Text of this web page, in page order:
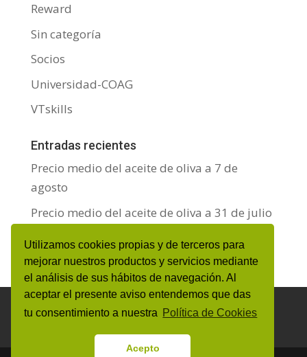
Utilizamos cookies propias y de terceros para
mejorar nuestros productos y servicios mediante
el análisis de sus hábitos de navegación. Al
aceptar el presente aviso entendemos que das
tu consentimiento a nuestra Política de Cookies
Acepto
Reward
Sin categoría
Socios
Universidad-COAG
VTskills
Entradas recientes
Precio medio del aceite de oliva a 7 de
agosto
Precio medio del aceite de oliva a 31 de julio
Precio medio del aceite de oliva a 24 de julio
Aviso Legal y Protección de datos personales